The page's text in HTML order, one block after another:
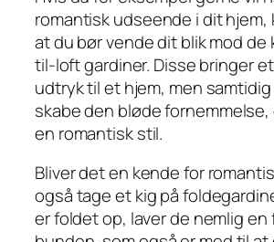
romantisk udseende i dit
at du bør vende dit blik mod
til-loft gardiner. Disse bringer
udtryk til et hjem, men samtidig
skabe den bløde
en romantisk stil.
Bliver det en kende for
også tage et kig på
er foldet op, laver de nemlig en